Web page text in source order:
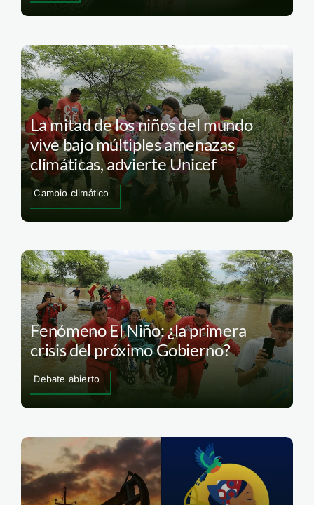
La mitad de los niños del mundo
vive bajo múltiples amenazas
climáticas, advierte Unicef
Cambio climático
Fenómeno El Niño: ¿la primera
crisis del próximo Gobierno?
Debate abierto